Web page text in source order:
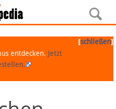
[schließen]
entdecken. Jetzt